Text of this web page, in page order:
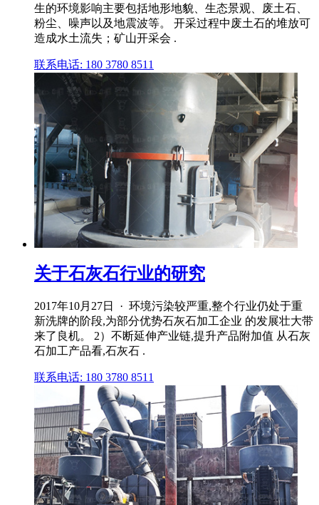
生的环境影响主要包括地形地貌、生态景观、废土石、
粉尘、噪声以及地震波等。 开采过程中废土石的堆放可
造成水土流失；矿山开采会 .
联系电话: 180 3780 8511
关于石灰石行业的研究
2017年10月27日 · 环境污染较严重,整个行业仍处于重
新洗牌的阶段,为部分优势石灰石加工企业 的发展壮大带
来了良机。 2）不断延伸产业链,提升产品附加值 从石灰
石加工产品看,石灰石 .
联系电话: 180 3780 8511